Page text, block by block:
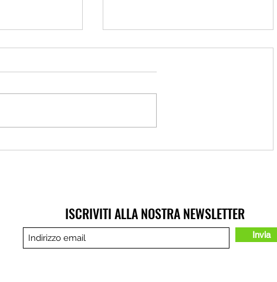
delle
Ronco: arriva “La Banda dei
ISCRIVITI ALLA NOSTRA NEWSLETTER
Invia